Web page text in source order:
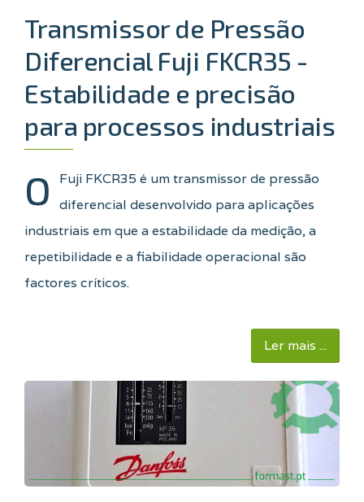
Transmissor de Pressão
Diferencial Fuji FKCR35 -
Estabilidade e precisão
para processos industriais
O
Fuji FKCR35 é um transmissor de pressão
diferencial desenvolvido para aplicações
industriais em que a estabilidade da medição, a
repetibilidade e a fiabilidade operacional são
factores críticos.
Ler mais ...